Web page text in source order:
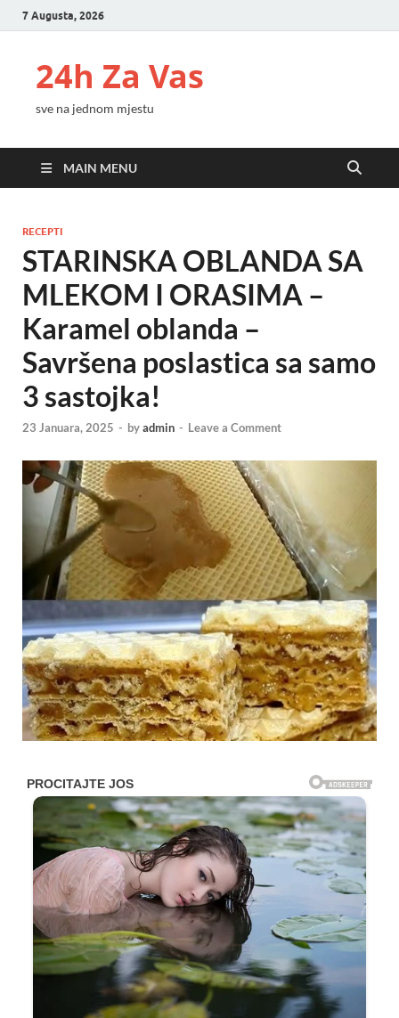
7 Augusta, 2026
24h Za Vas
sve na jednom mjestu
MAIN MENU
RECEPTI
STARINSKA OBLANDA SA
MLEKOM I ORASIMA –
Karamel oblanda –
Savršena poslastica sa samo
3 sastojka!
23 Januara, 2025 - byadmin - Leave a Comment